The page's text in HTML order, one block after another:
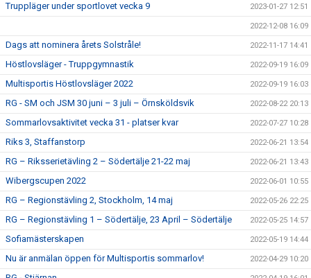
Truppläger under sportlovet vecka 9 2023-01-27 12:51
2022-12-08 16:09
Dags att nominera årets Solstråle! 2022-11-17 14:41
Höstlovsläger - Truppgymnastik 2022-09-19 16:09
Multisportis Höstlovsläger 2022 2022-09-19 16:03
RG - SM och JSM 30 juni – 3 juli – Örnsköldsvik 2022-08-22 20:13
Sommarlovsaktivitet vecka 31 - platser kvar 2022-07-27 10:28
Riks 3, Staffanstorp 2022-06-21 13:54
RG – Riksserietävling 2 – Södertälje 21-22 maj 2022-06-21 13:43
Wibergscupen 2022 2022-06-01 10:55
RG – Regionstävling 2, Stockholm, 14 maj 2022-05-26 22:25
RG – Regionstävling 1 – Södertälje, 23 April – Södertälje 2022-05-25 14:57
Sofiamästerskapen 2022-05-19 14:44
Nu är anmälan öppen för Multisportis sommarlov! 2022-04-29 10:20